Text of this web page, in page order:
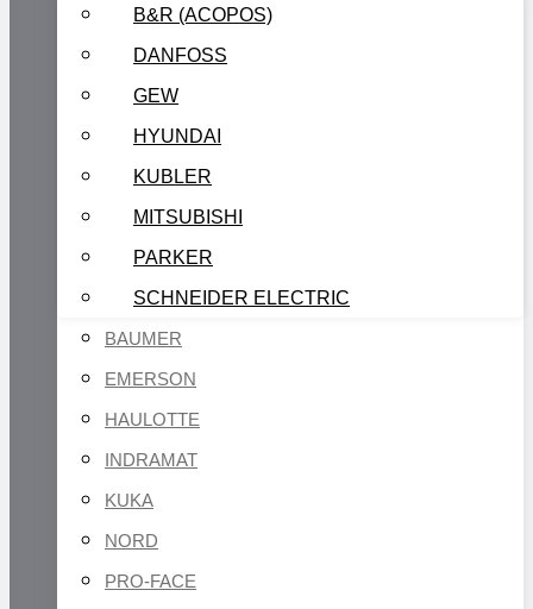
B&R (ACOPOS)
DANFOSS
GEW
HYUNDAI
KUBLER
MITSUBISHI
PARKER
SCHNEIDER ELECTRIC
BAUMER
EMERSON
HAULOTTE
INDRAMAT
KUKA
NORD
PRO-FACE